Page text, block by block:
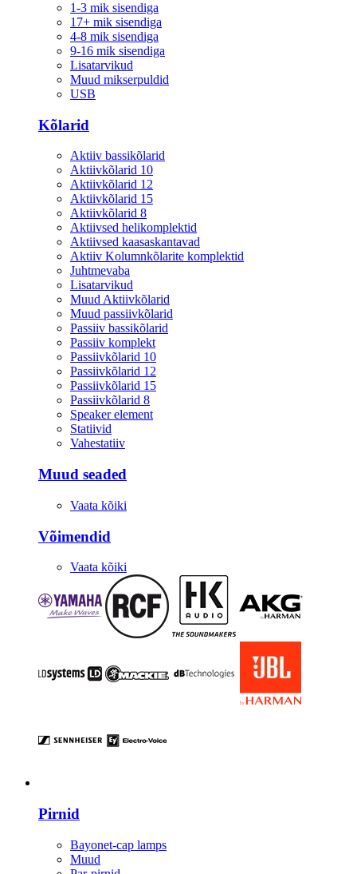
1-3 mik sisendiga
17+ mik sisendiga
4-8 mik sisendiga
9-16 mik sisendiga
Lisatarvikud
Muud mikserpuldid
USB
Kõlarid
Aktiiv bassikõlarid
Aktiivkõlarid 10
Aktiivkõlarid 12
Aktiivkõlarid 15
Aktiivkõlarid 8
Aktiivsed helikomplektid
Aktiivsed kaasaskantavad
Aktiiv Kolumnkõlarite komplektid
Juhtmevaba
Lisatarvikud
Muud Aktiivkõlarid
Muud passiivkõlarid
Passiiv bassikõlarid
Passiiv komplekt
Passiivkõlarid 10
Passiivkõlarid 12
Passiivkõlarid 15
Passiivkõlarid 8
Speaker element
Statiivid
Vahestatiiv
Muud seaded
Vaata kõiki
Võimendid
Vaata kõiki
Pirnid
Bayonet-cap lamps
Muud